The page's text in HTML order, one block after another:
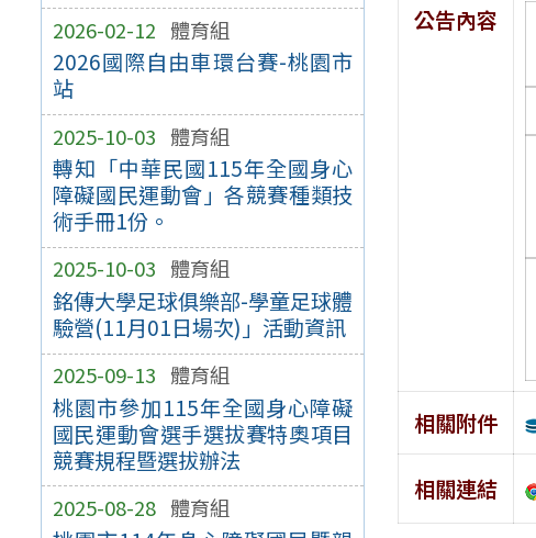
2026-02-12 體育組
2026國際自由車環台賽-桃園市
站
2025-10-03 體育組
轉知「中華民國115年全國身心
障礙國民運動會」各競賽種類技
術手冊1份。
2025-10-03 體育組
銘傳大學足球俱樂部-學童足球體
驗營(11月01日場次)」活動資訊
2025-09-13 體育組
桃園市參加115年全國身心障礙
國民運動會選手選拔賽特奧項目
競賽規程暨選拔辦法
2025-08-28 體育組
公告內容
相關附件
相關連結